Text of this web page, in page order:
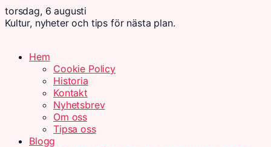
torsdag, 6 augusti
Kultur, nyheter och tips för nästa plan.
Hem
Cookie Policy
Historia
Kontakt
Nyhetsbrev
Om oss
Tipsa oss
Blogg